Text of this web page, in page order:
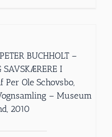
BUCHHOLT –
SAVSKÆRERE I
Per Ole Schovsbo,
– Museum
2010